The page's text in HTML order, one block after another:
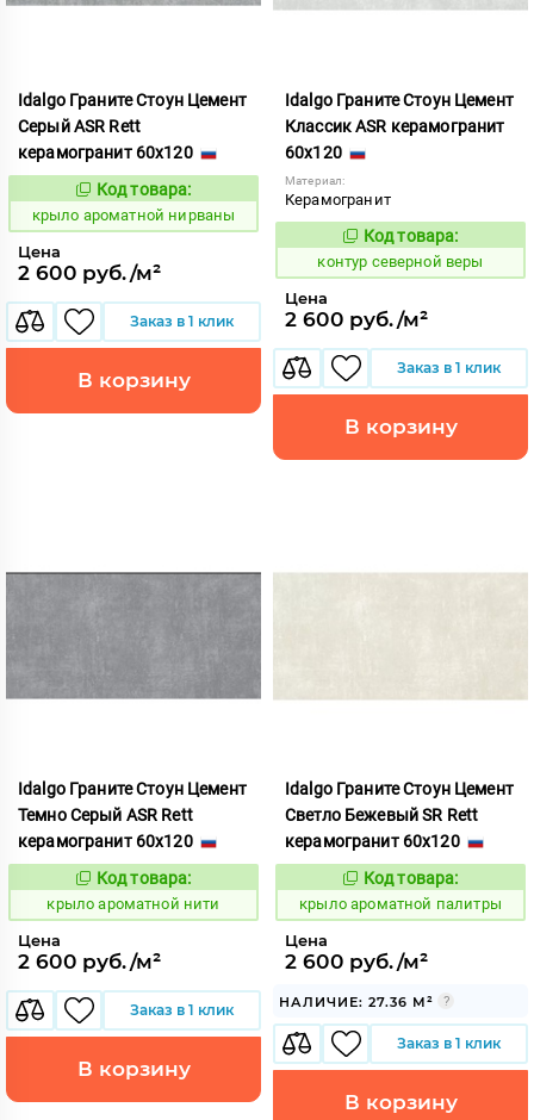
Idalgo Граните Стоун Цемент
Серый ASR Rett
керамогранит 60x120
828434
Код товара:
крыло ароматной нирваны
Цена
2 600 руб./м²
Заказ в 1 клик
В корзину
Idalgo Граните Стоун Цемент
Классик ASR керамогранит
60x120
Материал:
Керамогранит
760508
Код товара:
контур северной веры
Цена
2 600 руб./м²
Заказ в 1 клик
В корзину
Idalgo Граните Стоун Цемент
Темно Серый ASR Rett
керамогранит 60x120
828435
Код товара:
крыло ароматной нити
Цена
2 600 руб./м²
Заказ в 1 клик
В корзину
Idalgo Граните Стоун Цемент
Светло Бежевый SR Rett
керамогранит 60x120
828441
Код товара:
крыло ароматной палитры
Цена
2 600 руб./м²
НАЛИЧИЕ: 27.36 М²
Заказ в 1 клик
В корзину